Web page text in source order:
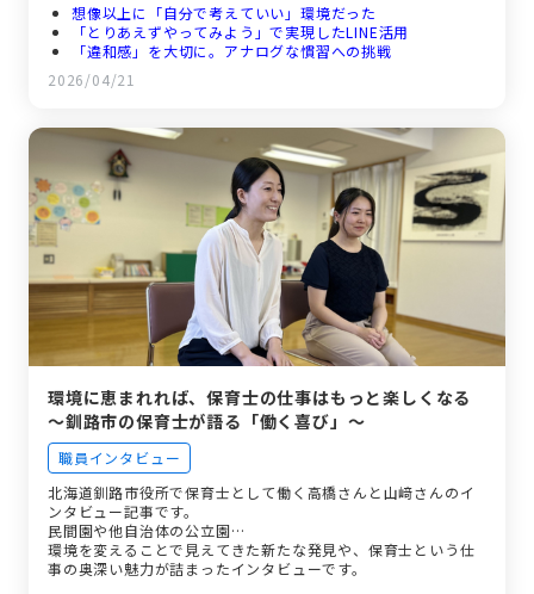
想像以上に「自分で考えていい」環境だった
「とりあえずやってみよう」で実現したLINE活用
「違和感」を大切に。アナログな慣習への挑戦
疑問を持ち、変えていく楽しさ
釧路市役所は、互いに「仲間」と呼べる場所
2026/04/21
環境に恵まれれば、保育士の仕事はもっと楽しくなる
～釧路市の保育士が語る「働く喜び」～
職員インタビュー
北海道釧路市役所で保育士として働く高橋さんと山﨑さんのイ
ンタビュー記事です。
民間園や他自治体の公立園…
環境を変えることで見えてきた新たな発見や、保育士という仕
事の奥深い魅力が詰まったインタビューです。